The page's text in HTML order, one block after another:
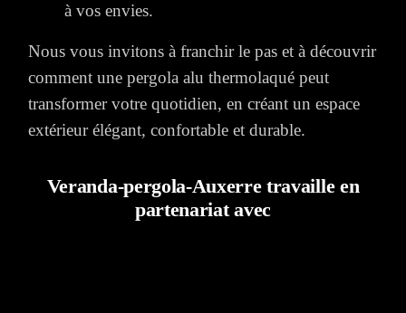
à vos envies.
Nous vous invitons à franchir le pas et à découvrir
comment une pergola alu thermolaqué peut
transformer votre quotidien, en créant un espace
extérieur élégant, confortable et durable.
Veranda-pergola-Auxerre travaille en
partenariat avec